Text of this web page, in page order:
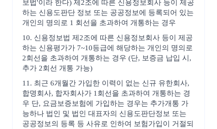
보법'이라 한다) 제2조에 따른 신용정보회사 등이 제공
하는 신용도판단 정보 또는 공공정보에 등록되어 있는
개인의 명의로 1 회선을 초과하여 개통하는 경우
10. 신용정보법 제2조에 따른 신용정보회사 등이 제공
하는 신용평가가 7~10등급에 해당하는 개인의 명의로
2회선을 초과하여 개통하는 경우 (단, 보증금 납입 시,
추가 2회선 개통 가능)
11. 최근 6개월간 가입한 이력이 없는 신규 유한회사,
합명회사, 합자회사가 1회선을 초과하여 개통하는 경
우 단, 요금보증보험에 가입하는 경우는 추가개통 가
능하나 법인 및 법인 대표자의 신용도판단정보 또는
공공정보의 등록 등 사유로 인하여 보험가입이 거절되